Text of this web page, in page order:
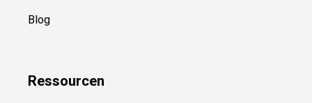
Blog
Ressourcen